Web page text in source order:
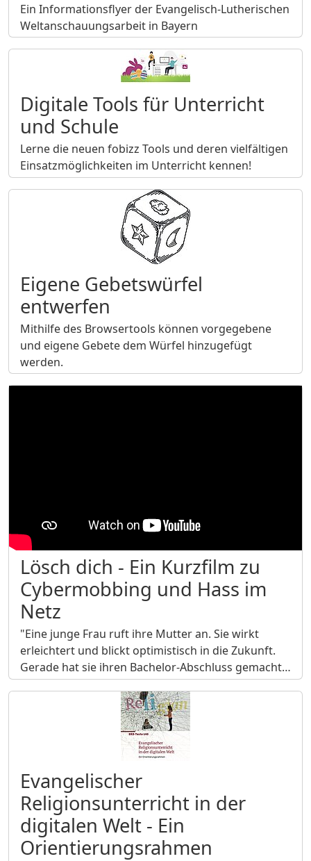
Ein Informationsflyer der Evangelisch-Lutherischen
Weltanschauungsarbeit in Bayern
Digitale Tools für Unterricht
und Schule
Lerne die neuen fobizz Tools und deren vielfältigen
Einsatzmöglichkeiten im Unterricht kennen!
Eigene Gebetswürfel
entwerfen
Mithilfe des Browsertools können vorgegebene
und eigene Gebete dem Würfel hinzugefügt
werden.
Lösch dich - Ein Kurzfilm zu
Cybermobbing und Hass im
Netz
"Eine junge Frau ruft ihre Mutter an. Sie wirkt
erleichtert und blickt optimistisch in die Zukunft.
Gerade hat sie ihren Bachelor-Abschluss gemacht…
Evangelischer
Religionsunterricht in der
digitalen Welt - Ein
Orientierungsrahmen